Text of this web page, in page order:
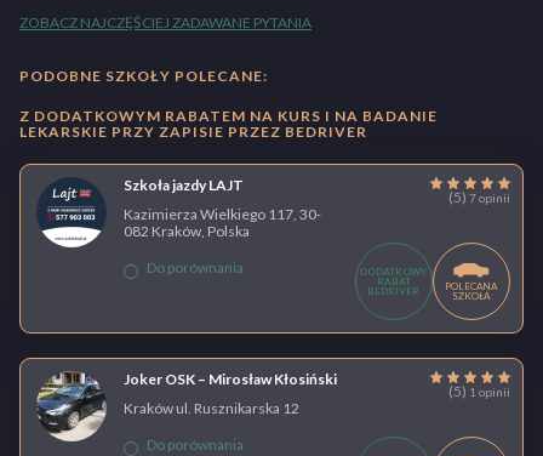
ZOBACZ NAJCZĘŚCIEJ ZADAWANE PYTANIA
PODOBNE SZKOŁY POLECANE:
Z DODATKOWYM RABATEM NA KURS I NA BADANIE
LEKARSKIE PRZY ZAPISIE PRZEZ BEDRIVER
Szkoła jazdy LAJT
(5) 7 opinii
Kazimierza Wielkiego 117, 30-
082 Kraków, Polska
Do porównania
DODATKOWY
RABAT
BEDRIVER
POLECANA
SZKOŁA
Joker OSK – Mirosław Kłosiński
(5) 1 opinii
Kraków ul. Rusznikarska 12
Do porównania